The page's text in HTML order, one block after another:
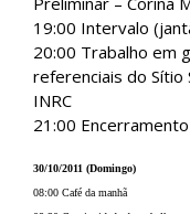
19:00 Intervalo
20:00 Trabalho em
referenciais do Sítio
INRC
21:00
30/10/2011 (Domingo)
08:00 Café da manhã